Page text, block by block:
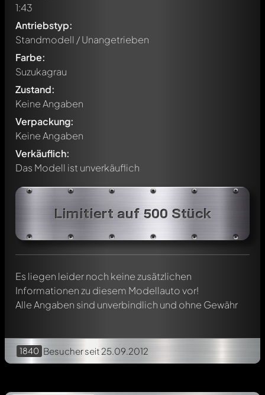
1:43
Antriebstyp:
Standmodell / Unangetrieben
Farbe:
Suzukagrau
Zustand:
Keine Angaben
Verpackung:
Keine Angaben
Verkäuflich:
Das Modell ist unverkäuflich
Limitiert auf 500 Stück
Es liegen leider noch keine zusätzlichen
Informationen zu diesem Modellauto vor!
Alle Angaben sind unverbindlich und ohne Gewähr
1840 Besucherseit 25.09.2012
Schreibe jetzt einen ersten Kommentar zu diesem Modell!
werden. Es ist wie ein Chat.
Verwendung eines@in deiner Nachricht. Sie werden dann
automatisch darüber informiert.